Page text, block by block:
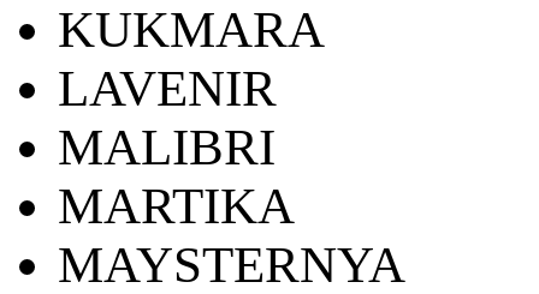
KUKMARA
LAVENIR
MALIBRI
MARTIKA
MAYSTERNYA